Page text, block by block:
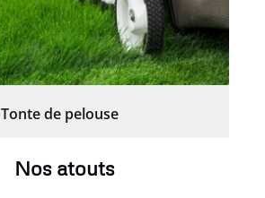
Tonte de pelouse
Nos atouts